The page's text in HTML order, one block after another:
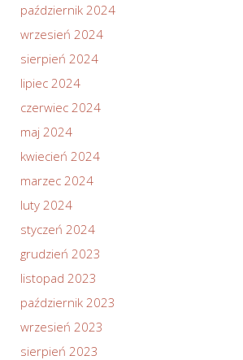
październik 2024
wrzesień 2024
sierpień 2024
lipiec 2024
czerwiec 2024
maj 2024
kwiecień 2024
marzec 2024
luty 2024
styczeń 2024
grudzień 2023
listopad 2023
październik 2023
wrzesień 2023
sierpień 2023